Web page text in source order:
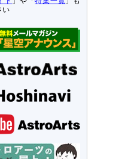
い